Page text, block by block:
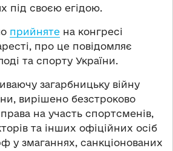
під своєю егідою.
прийняте на конгресі
про це повідомляє
та спорту України.
загарбницьку війну
вирішено безстроково
на участь спортсменів,
та інших офіційних осіб
у змаганнях, санкціонованих